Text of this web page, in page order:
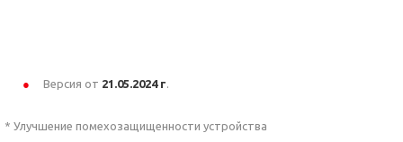
Версия от 21.05.2024 г.
* Улучшение помехозащищенности устройства